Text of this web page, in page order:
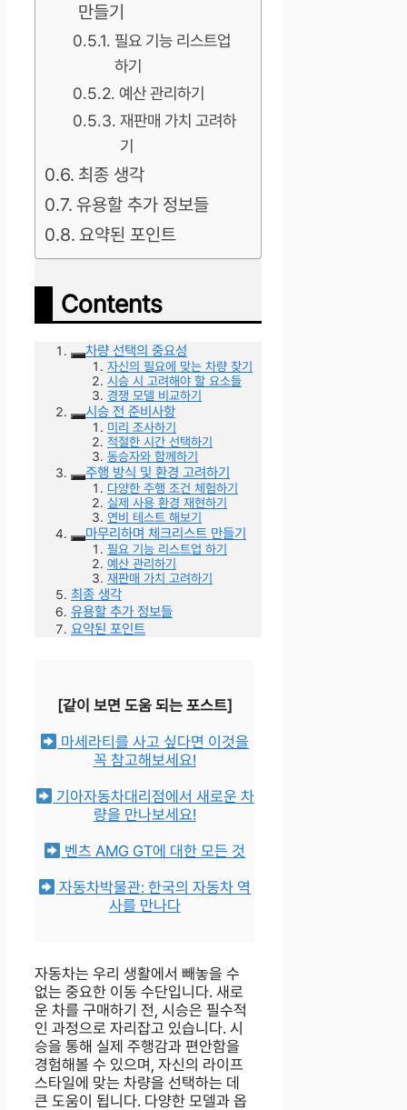
만들기
필요 기능 리스트업
하기
예산 관리하기
재판매 가치 고려하
기
최종 생각
유용할 추가 정보들
요약된 포인트
Contents
차량 선택의 중요성
자신의 필요에 맞는 차량 찾기
시승 시 고려해야 할 요소들
경쟁 모델 비교하기
시승 전 준비사항
미리 조사하기
적절한 시간 선택하기
동승자와 함께하기
주행 방식 및 환경 고려하기
다양한 주행 조건 체험하기
실제 사용 환경 재현하기
연비 테스트 해보기
마무리하며 체크리스트 만들기
필요 기능 리스트업 하기
예산 관리하기
재판매 가치 고려하기
최종 생각
유용할 추가 정보들
요약된 포인트
[같이 보면 도움 되는 포스트]
마세라티를 사고 싶다면 이것을
꼭 참고해보세요!
기아자동차대리점에서 새로운 차
량을 만나보세요!
벤츠 AMG GT에 대한 모든 것
자동차박물관: 한국의 자동차 역
사를 만나다
자동차는 우리 생활에서 빼놓을 수
없는 중요한 이동 수단입니다. 새로
운 차를 구매하기 전, 시승은 필수적
인 과정으로 자리잡고 있습니다. 시
승을 통해 실제 주행감과 편안함을
경험해볼 수 있으며, 자신의 라이프
스타일에 맞는 차량을 선택하는 데
큰 도움이 됩니다. 다양한 모델과 옵